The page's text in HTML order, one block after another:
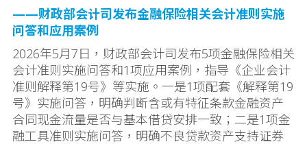
——财政部会计司发布金融保险相关会计准则实施
问答和应用案例
2026年5月7日，财政部会计司发布5项金融保险相关
会计准则实施问答和1项应用案例，指导《企业会计
准则解释第19号》等实施。一是1项配套《解释第19
号》实施问答，明确判断含或有特征条款金融资产
合同现金流量是否与基本借贷安排一致；二是1项金
融工具准则实施问答，明确不良贷款资产支持证券